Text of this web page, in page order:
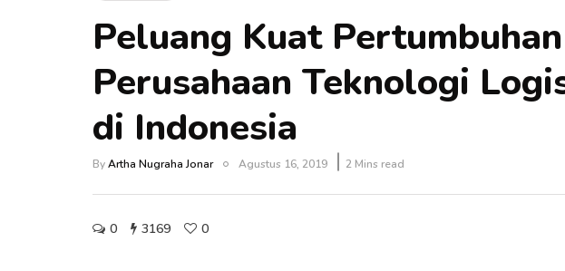
Peluang Kuat Pertumbuhan
Perusahaan Teknologi
di Indonesia
ByArtha Nugraha Jonar Agustus 16, 2019 2 Mins read
0 3169 0